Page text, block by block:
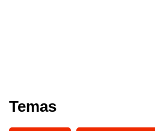
Temas